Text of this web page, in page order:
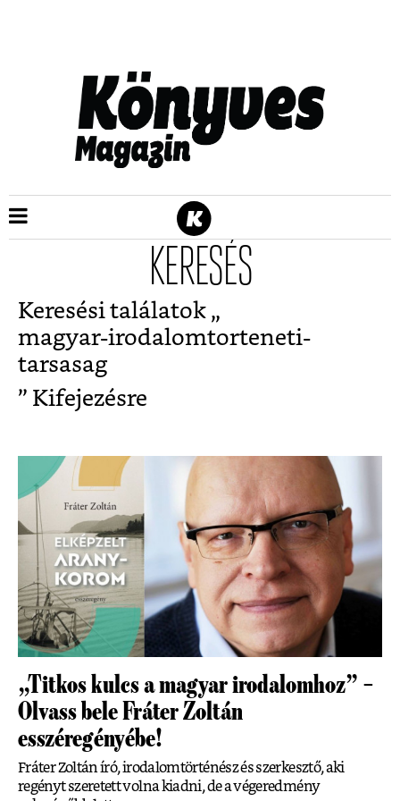
KERESÉS
Keresési találatok „
magyar-irodalomtorteneti-
tarsasag
” Kifejezésre
„Titkos kulcs a magyar irodalomhoz” –
Olvass bele Fráter Zoltán
esszéregényébe!
Fráter Zoltán író, irodalomtörténész és szerkesztő, aki
regényt szeretett volna kiadni, de a végeredmény